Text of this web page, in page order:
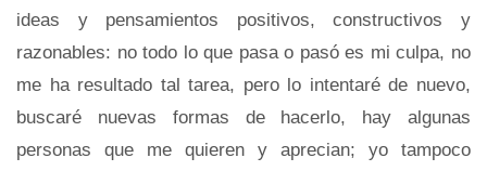
ideas y pensamientos positivos, constructivos y
razonables: no todo lo que pasa o pasó es mi culpa, no
me ha resultado tal tarea, pero lo intentaré de nuevo,
buscaré nuevas formas de hacerlo, hay algunas
personas que me quieren y aprecian; yo tampoco